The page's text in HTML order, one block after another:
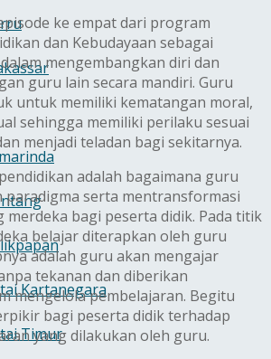
Kartanegara
Timur
ke empat dari program
dan Kebudayaan sebagai
mengembangkan diri dan
guru lain secara mandiri. Guru
untuk memiliki kematangan moral,
sehingga memiliki perilaku sesuai
menjadi teladan bagi sekitarnya.
adalah bagaimana guru
paradigma serta mentransformasi
merdeka bagi peserta didik. Pada titik
belajar diterapkan oleh guru
adalah guru akan mengajar
tekanan dan diberikan
mengelola pembelajaran. Begitu
bagi peserta didik terhadap
yang dilakukan oleh guru.